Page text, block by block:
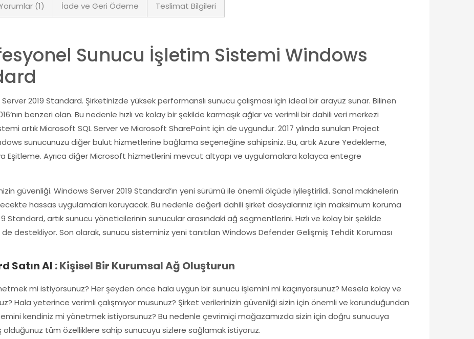
(1) İade ve Geri Ödeme Teslimat Bilgileri
Sunucu İşletim Sistemi Windows
2019 Standard. Şirketinizde yüksek performanslı sunucu çalışması için ideal bir arayüz sunar. Bilinen
benzeri olan. Bu nedenle hızlı ve kolay bir şekilde karmaşık ağlar ve verimli bir dahili veri merkezi
artık Microsoft SQL Server ve Microsoft SharePoint için de uygundur. 2017 yılında sunulan Project
sunucunuzu diğer bulut hizmetlerine bağlama seçeneğine sahipsiniz. Bu, artık Azure Yedekleme,
Eşitleme. Ayrıca diğer Microsoft hizmetlerini mevcut altyapı ve uygulamalara kolayca entegre
güvenliği. Windows Server 2019 Standard’ın yeni sürümü ile önemli ölçüde iyileştirildi. Sanal makinelerin
hassas uygulamaları koruyacak. Bu nedenle değerli dahili şirket dosyalarınız için maksimum koruma
Standard, artık sunucu yöneticilerinin sunucular arasındaki ağ segmentlerini. Hızlı ve kolay bir şekilde
de destekliyor. Son olarak, sunucu sisteminiz yeni tanıtılan Windows Defender Gelişmiş Tehdit Koruması
Satın Al : Kişisel Bir Kurumsal Ağ Oluşturun
mi istiyorsunuz? Her şeyden önce hala uygun bir sunucu işlemini mi kaçırıyorsunuz? Mesela kolay ve
Hala yeterince verimli çalışmıyor musunuz? Şirket verilerinizin güvenliği sizin için önemli ve korunduğundan
kendiniz mi yönetmek istiyorsunuz? Bu nedenle çevrimiçi mağazamızda sizin için doğru sunucuya
tüm özelliklere sahip sunucuyu sizlere sağlamak istiyoruz.